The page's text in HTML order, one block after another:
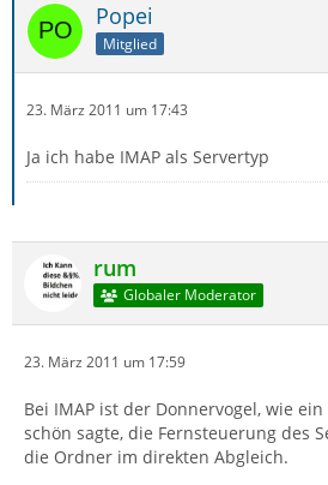
Popei
Mitglied
23. März 2011 um 17:43
Ja ich habe IMAP als Servertyp
rum
Globaler Moderator
23. März 2011 um 17:59
Bei IMAP ist der Donnervogel, wie
schön sagte, die Fernsteuerung des
die Ordner im direkten Abgleich.